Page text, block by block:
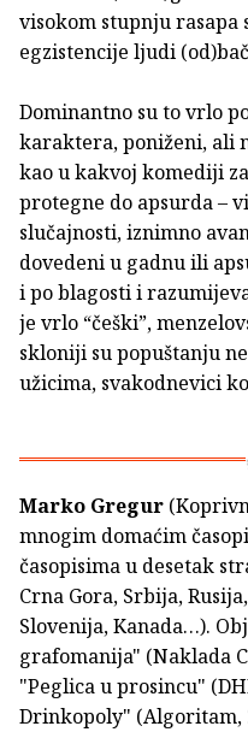
visokom stupnju
egzistencije ljudi
Dominantno su to vrlo
karaktera, poniženi, ali
kao u kakvoj komediji
protegne do apsurda –
slučajnosti, iznimno
dovedeni u gadnu ili
i po blagosti i
je vrlo “češki”,
skloniji su popuštanju
užicima, svakodnevici
Marko Gregur
mnogim domaćim
časopisima u desetak
Crna Gora, Srbija,
Slovenija, Kanada…).
grafomanija" (Naklada
"Peglica u prosincu"
Drinkopoly" (Algoritam,